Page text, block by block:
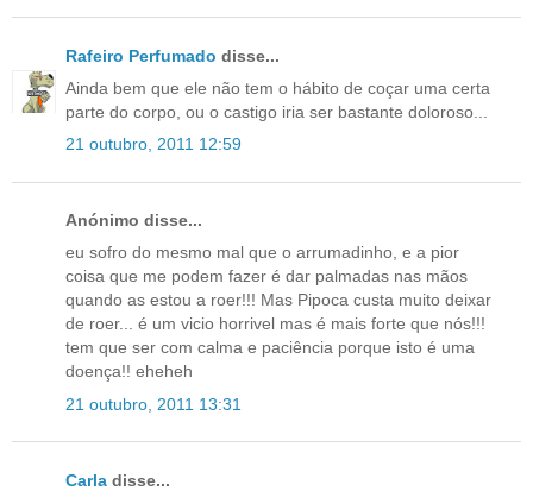
Rafeiro Perfumado disse...
Ainda bem que ele não tem o hábito de coçar uma certa
parte do corpo, ou o castigo iria ser bastante doloroso...
21 outubro, 2011 12:59
Anónimo disse...
eu sofro do mesmo mal que o arrumadinho, e a pior
coisa que me podem fazer é dar palmadas nas mãos
quando as estou a roer!!! Mas Pipoca custa muito deixar
de roer... é um vicio horrivel mas é mais forte que nós!!!
tem que ser com calma e paciência porque isto é uma
doença!! eheheh
21 outubro, 2011 13:31
Carla disse...